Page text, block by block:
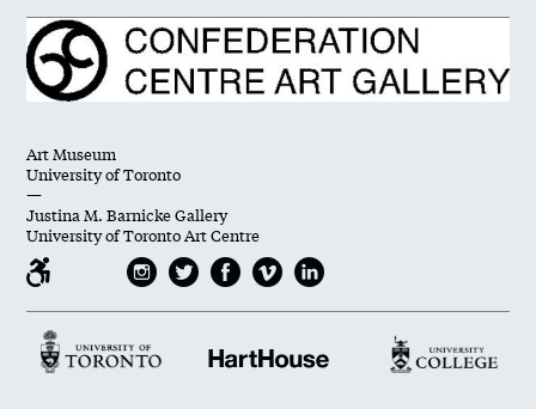
Art Museum
University of Toronto
—
Justina M. Barnicke Gallery
University of Toronto Art Centre